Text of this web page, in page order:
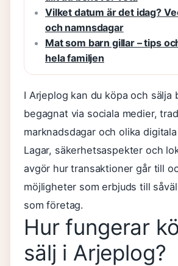
Vilket datum är det idag?
och namnsdagar
Mat som barn gillar – tips
hela familjen
I Arjeplog kan du köpa och sälja
begagnat via sociala medier,
marknadsdagar och olika
Lagar, säkerhetsaspekter och
avgör hur transaktioner går till
möjligheter som erbjuds till
som företag.
Hur fungerar
sälj i Arjeplog?